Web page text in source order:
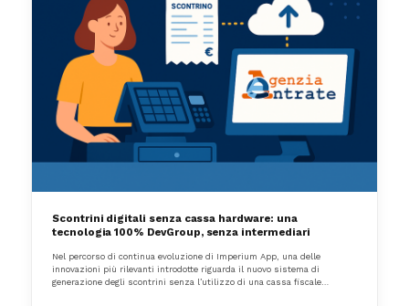
Scontrini digitali senza cassa hardware: una
tecnologia 100% DevGroup, senza intermediari
Nel percorso di continua evoluzione di Imperium App, una delle
innovazioni più rilevanti introdotte riguarda il nuovo sistema di
generazione degli scontrini senza l’utilizzo di una cassa fiscale